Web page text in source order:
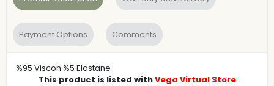
Payment Options Comments
%95 Viscon %5 Elastane
This product is listed withVega Virtual Store